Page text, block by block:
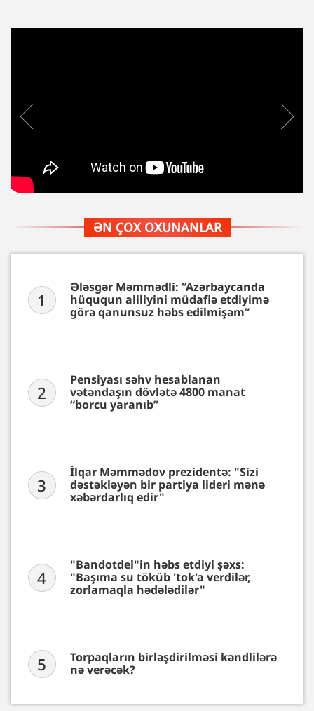
ƏN ÇOX OXUNANLAR
1
Ələsgər Məmmədli: “Azərbaycanda
hüququn aliliyini müdafiə etdiyimə
görə qanunsuz həbs edilmişəm”
2
Pensiyası səhv hesablanan
vətəndaşın dövlətə 4800 manat
“borcu yaranıb”
3
İlqar Məmmədov prezidentə: "Sizi
dəstəkləyən bir partiya lideri mənə
xəbərdarlıq edir"
4
"Bandotdel"in həbs etdiyi şəxs:
"Başıma su töküb 'tok'a verdilər,
zorlamaqla hədələdilər"
5
Torpaqların birləşdirilməsi kəndlilərə
nə verəcək?